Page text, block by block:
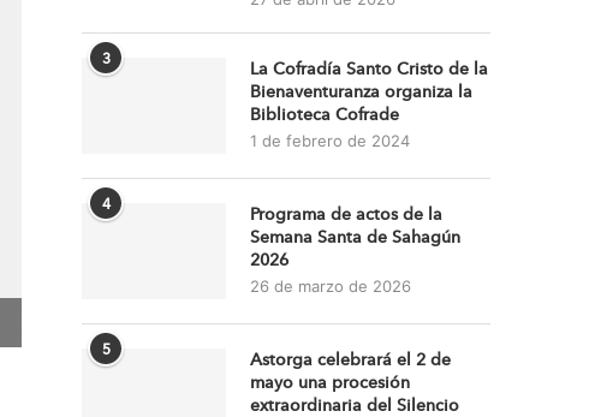
3
La Cofradía Santo Cristo de la
Bienaventuranza organiza la
Biblioteca Cofrade
1 de febrero de 2024
4
Programa de actos de la
Semana Santa de Sahagún
2026
26 de marzo de 2026
5
Astorga celebrará el 2 de
mayo una procesión
extraordinaria del Silencio